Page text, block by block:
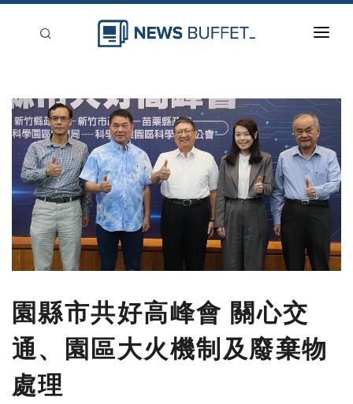
新聞稿分類
登入
刊登
園縣市共好高峰會 關心交
通、園區大火機制及廢棄物
處理